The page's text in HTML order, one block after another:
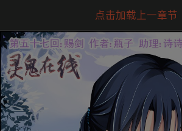
点击加载上一章节